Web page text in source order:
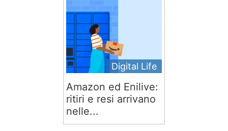
Digital Life
Amazon ed Enilive:
ritiri e resi arrivano
nelle...